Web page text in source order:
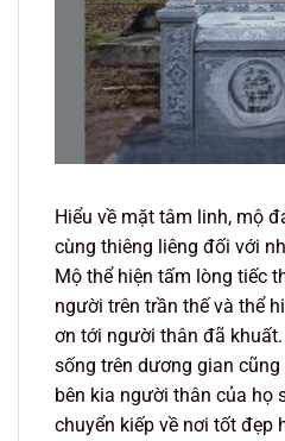
Hiểu về mặt tâm linh, mộ
cùng thiêng liêng đối với
Mộ thể hiện tấm lòng tiếc
người trên trần thế và thể
ơn tới người thân đã
sống trên dương gian
bên kia người thân của họ
chuyển kiếp về nơi tốt đẹp